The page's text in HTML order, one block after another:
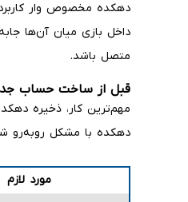
دهکده مخصوص وار
متصل باشد.
قبل از ساخت حساب
مهم‌ترین کار، ذخیره
دهکده با مشکل روبه‌رو
مورد لازم